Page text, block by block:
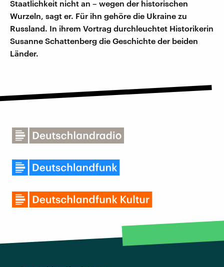
Staatlichkeit nicht an – wegen der historischen
Wurzeln, sagt er. Für ihn gehöre die Ukraine zu
Russland. In ihrem Vortrag durchleuchtet Historikerin
Susanne Schattenberg die Geschichte der beiden
Länder.